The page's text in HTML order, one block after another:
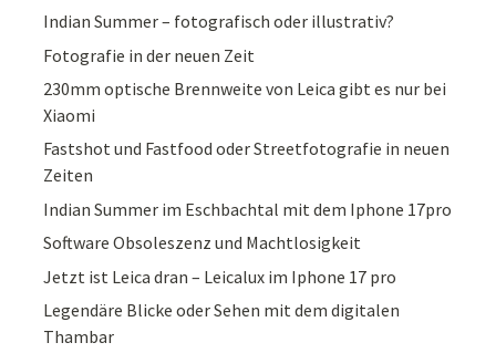
Indian Summer – fotografisch oder illustrativ?
Fotografie in der neuen Zeit
230mm optische Brennweite von Leica gibt es nur bei
Xiaomi
Fastshot und Fastfood oder Streetfotografie in neuen
Zeiten
Indian Summer im Eschbachtal mit dem Iphone 17pro
Software Obsoleszenz und Machtlosigkeit
Jetzt ist Leica dran – Leicalux im Iphone 17 pro
Legendäre Blicke oder Sehen mit dem digitalen
Thambar